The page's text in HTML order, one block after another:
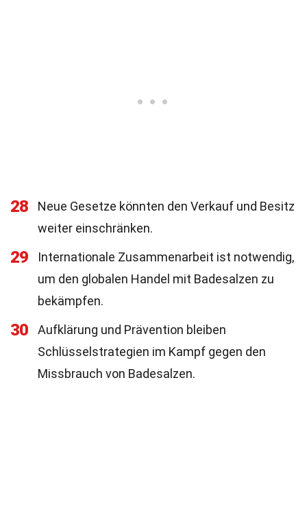
28
Neue Gesetze könnten den Verkauf und Besitz
weiter einschränken.
29
Internationale Zusammenarbeit ist notwendig,
um den globalen Handel mit Badesalzen zu
bekämpfen.
30
Aufklärung und Prävention bleiben
Schlüsselstrategien im Kampf gegen den
Missbrauch von Badesalzen.